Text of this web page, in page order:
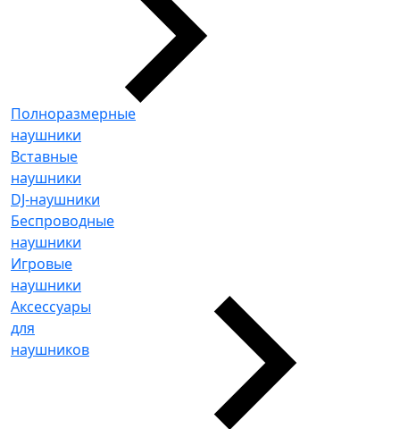
Полноразмерные
наушники
Вставные
наушники
DJ-наушники
Беспроводные
наушники
Игровые
наушники
Аксессуары
для
наушников